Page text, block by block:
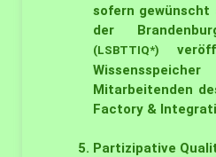
sofern gewünscht
der
(LSBTTIQ*)
Mitarbeitenden
Factory &
Partizipative